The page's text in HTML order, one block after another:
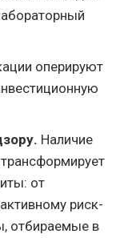
оперируют
Наличие
от
риск-
отбираемые в